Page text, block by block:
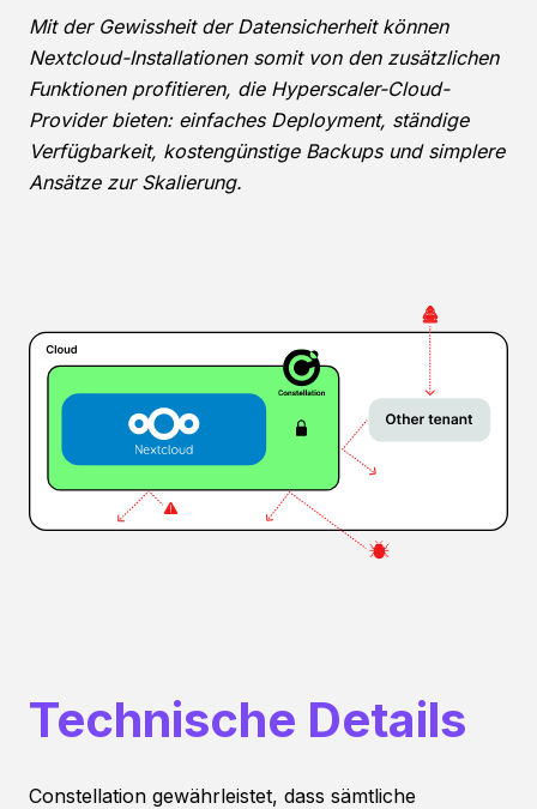
Mit der Gewissheit der Datensicherheit können
Nextcloud-Installationen somit von den zusätzlichen
Funktionen profitieren, die Hyperscaler-Cloud-
Provider bieten: einfaches Deployment, ständige
Verfügbarkeit, kostengünstige Backups und simplere
Ansätze zur Skalierung.
Technische Details
Constellation gewährleistet, dass sämtliche